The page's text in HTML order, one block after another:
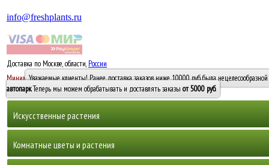
info@freshplants.ru
Доставка по Москве, области, России
Минимальный заказ -10 0005000 руб.
Уважаемые клиенты! Ранее доставка заказов ниже 10000 руб. была
автопарк. Теперь мы можем обрабатывать и доставлять заказы от 5000 руб.
Искусственные растения
Горшечные растения, кусты и мох
Комнатные цветы и растения